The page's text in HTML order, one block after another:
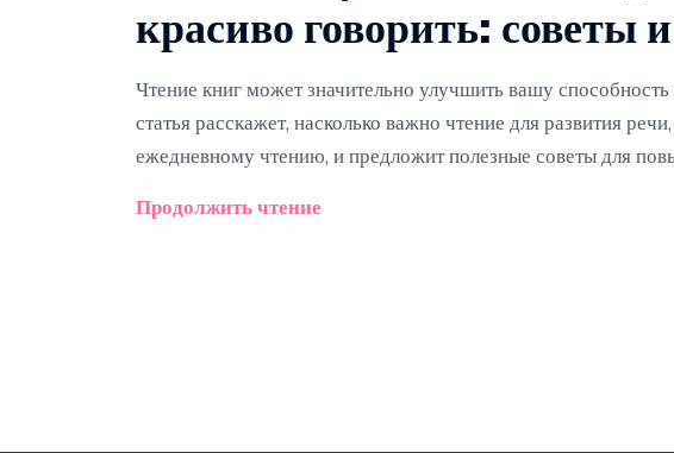
красиво говорить: советы
Чтение книг может значительно улучшить вашу
статья расскажет, насколько важно чтение для развития
ежедневному чтению, и предложит полезные советы для
Продолжить чтение